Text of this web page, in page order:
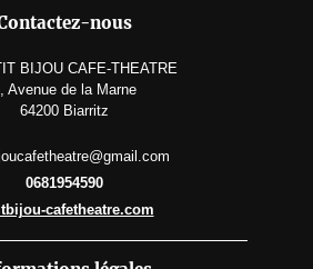
nous
BIJOU CAFE-THEATRE
Avenue de la Marne
64200 Biarritz
0681954590
cafetheatre.com